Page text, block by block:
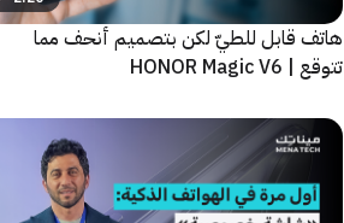
هاتف قابل للطيّ لكن بتصميم أنحف مما
تتوقع | HONOR Magic V6